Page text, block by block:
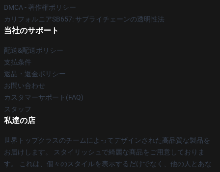
DMCA - 著作権ポリシー
カリフォルニアSB657: サプライチェーンの透明性法
当社のサポート
配送&配送ポリシー
支払条件
返品・返金ポリシー
お問い合わせ
カスタマーサポート(FAQ)
スタッフ
私達の店
世界トップクラスのチームによってデザインされた高品質な製品を
お届けします。 スタイリッシュで綺麗な商品をご用意しておりま
す。 これは、個々のスタイルを表示するだけでなく、他の人とあな